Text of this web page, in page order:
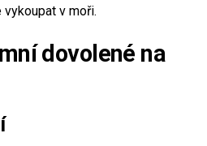
v moři.
dovolené na